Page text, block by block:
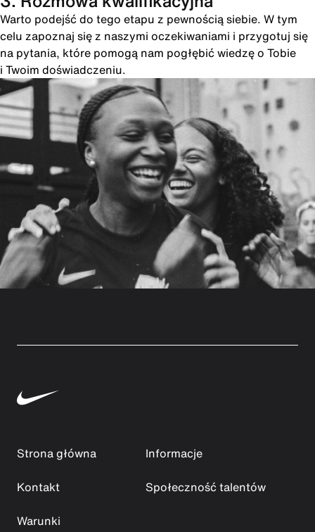
Warto podejść do tego etapu z pewnością siebie. W tym
celu zapoznaj się z naszymi oczekiwaniami i przygotuj się
na pytania, które pomogą nam pogłębić wiedzę o Tobie
i Twoim doświadczeniu.
Strona główna
Informacje
Kontakt
Społeczność talentów
Warunki